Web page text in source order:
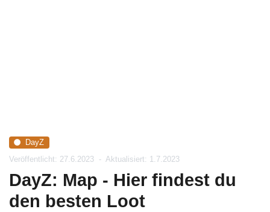
DayZ
Veröffentlicht: 27.6.2023 - Aktualisiert: 1.7.2023
DayZ: Map - Hier findest du
den besten Loot